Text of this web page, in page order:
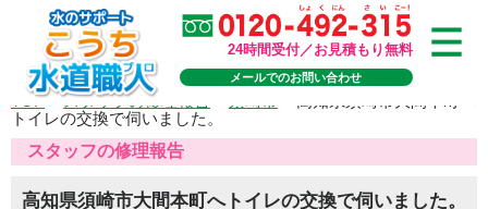
24時間受付／お見積もり無料
メールでのお問い合わせ
TOP>スタッフの修理報告
トイレの交換で伺いました。
スタッフの修理報告
高知県須崎市大間本町へトイレの交換で伺いました。